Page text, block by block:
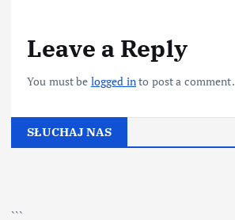
Leave a Reply
You must be logged into post a comment.
SŁUCHAJ NAS
```